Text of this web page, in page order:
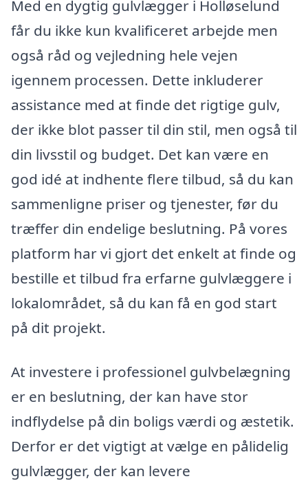
Med en dygtig gulvlægger i Holløselund
får du ikke kun kvalificeret arbejde men
også råd og vejledning hele vejen
igennem processen. Dette inkluderer
assistance med at finde det rigtige gulv,
der ikke blot passer til din stil, men også til
din livsstil og budget. Det kan være en
god idé at indhente flere tilbud, så du kan
sammenligne priser og tjenester, før du
træffer din endelige beslutning. På vores
platform har vi gjort det enkelt at finde og
bestille et tilbud fra erfarne gulvlæggere i
lokalområdet, så du kan få en god start
på dit projekt.
At investere i professionel gulvbelægning
er en beslutning, der kan have stor
indflydelse på din boligs værdi og æstetik.
Derfor er det vigtigt at vælge en pålidelig
gulvlægger, der kan levere